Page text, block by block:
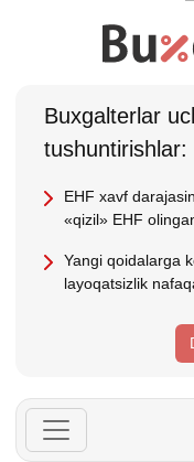
Buхgalterlar
tushuntirishlar:
EHF хavf
«qizil» EHF
Yangi qoidalarga
layoqatsizlik